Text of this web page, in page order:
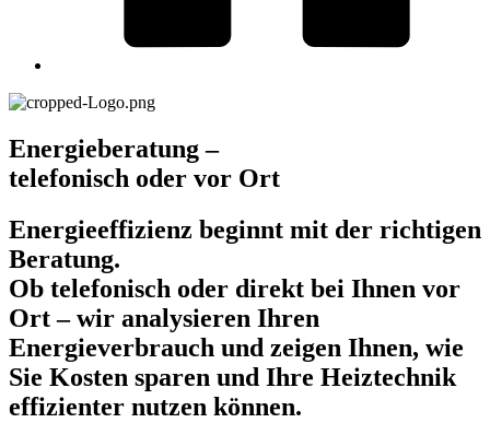
Energieberatung –
telefonisch oder vor Ort
Energieeffizienz beginnt mit der richtigen
Beratung.
Ob telefonisch oder direkt bei Ihnen vor
Ort – wir analysieren Ihren
Energieverbrauch und zeigen Ihnen, wie
Sie Kosten sparen und Ihre Heiztechnik
effizienter nutzen können.